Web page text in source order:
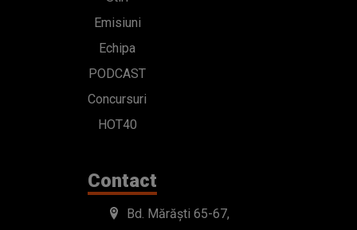
Emisiuni
Echipa
PODCAST
Concursuri
HOT40
Contact
Bd. Mărăști 65-67,